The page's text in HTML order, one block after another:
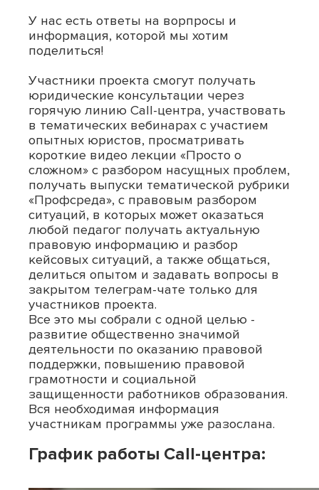
У нас есть ответы на ворпросы и
информация, которой мы хотим
поделиться!
Участники проекта смогут получать
юридические консультации через
горячую линию Call-центра, участвовать
в тематических вебинарах с участием
опытных юристов, просматривать
короткие видео лекции «Просто о
сложном» с разбором насущных проблем,
получать выпуски тематической рубрики
«Профсреда», с правовым разбором
ситуаций, в которых может оказаться
любой педагог получать актуальную
правовую информацию и разбор
кейсовых ситуаций, а также общаться,
делиться опытом и задавать вопросы в
закрытом телеграм-чате только для
участников проекта.
Все это мы собрали с одной целью -
развитие общественно значимой
деятельности по оказанию правовой
поддержки, повышению правовой
грамотности и социальной
защищенности работников образования.
Вся необходимая информация
участникам программы уже разослана.
График работы Call-центра: